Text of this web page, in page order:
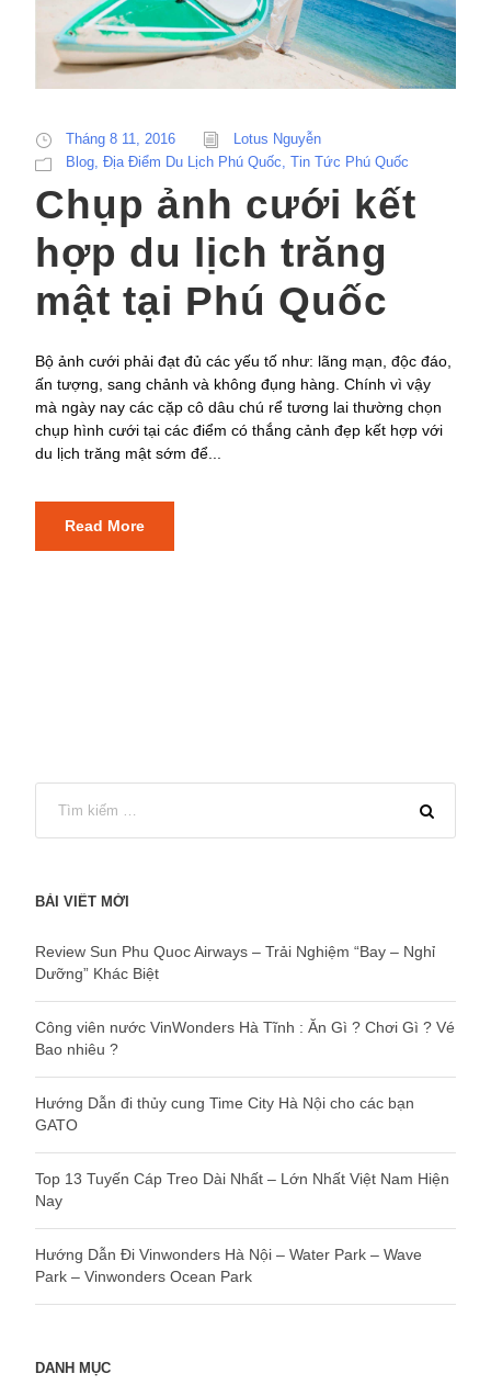
Tháng 8 11, 2016
Lotus Nguyễn
Blog, Địa Điểm Du Lịch Phú Quốc, Tin Tức Phú Quốc
Chụp ảnh cưới kết
hợp du lịch trăng
mật tại Phú Quốc
Bộ ảnh cưới phải đạt đủ các yếu tố như: lãng mạn, độc đáo,
ấn tượng, sang chảnh và không đụng hàng. Chính vì vậy
mà ngày nay các cặp cô dâu chú rể tương lai thường chọn
chụp hình cưới tại các điểm có thắng cảnh đẹp kết hợp với
du lịch trăng mật sớm để...
Read More
BÀI VIẾT MỚI
Review Sun Phu Quoc Airways – Trải Nghiệm “Bay – Nghỉ
Dưỡng” Khác Biệt
Công viên nước VinWonders Hà Tĩnh : Ăn Gì ? Chơi Gì ? Vé
Bao nhiêu ?
Hướng Dẫn đi thủy cung Time City Hà Nội cho các bạn
GATO
Top 13 Tuyến Cáp Treo Dài Nhất – Lớn Nhất Việt Nam Hiện
Nay
Hướng Dẫn Đi Vinwonders Hà Nội – Water Park – Wave
Park – Vinwonders Ocean Park
DANH MỤC